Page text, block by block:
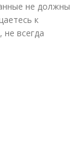
не должны
к
всегда